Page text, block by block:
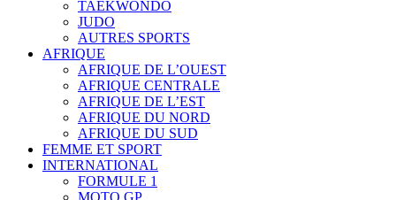
TAEKWONDO
JUDO
AUTRES SPORTS
AFRIQUE
AFRIQUE DE L’OUEST
AFRIQUE CENTRALE
AFRIQUE DE L’EST
AFRIQUE DU NORD
AFRIQUE DU SUD
FEMME ET SPORT
INTERNATIONAL
FORMULE 1
MOTO GP